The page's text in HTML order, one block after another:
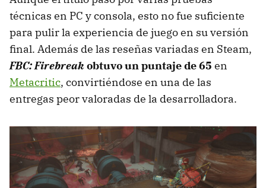
técnicas en PC y consola, esto no fue suficiente
para pulir la experiencia de juego en su versión
final. Además de las reseñas variadas en Steam,
FBC: Firebreakobtuvo un puntaje de 65 en
Metacritic, convirtiéndose en una de las
entregas peor valoradas de la desarrolladora.